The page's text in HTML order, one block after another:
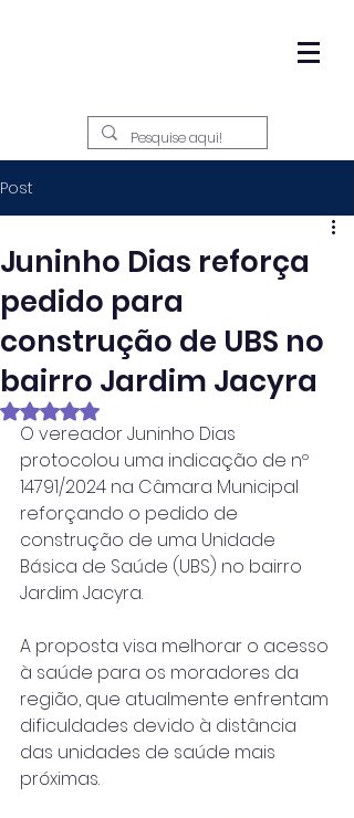
Post
Juninho Dias reforça
pedido para
construção de UBS no
bairro Jardim Jacyra
Avaliado com NaN de 5 estrelas.
O vereador Juninho Dias
protocolou uma indicação de nº
14791/2024 na Câmara Municipal
reforçando o pedido de
construção de uma Unidade
Básica de Saúde (UBS) no bairro
Jardim Jacyra.
A proposta visa melhorar o acesso
à saúde para os moradores da
região, que atualmente enfrentam
dificuldades devido à distância
das unidades de saúde mais
próximas.